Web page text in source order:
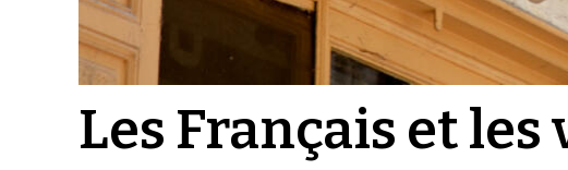
Les Français et les